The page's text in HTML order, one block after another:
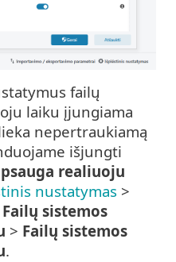
failų
laiku įjungiama
nepertraukiamą
išjungti
realiuoju
nustatymas >
Failų sistemos
> Failų sistemos
.